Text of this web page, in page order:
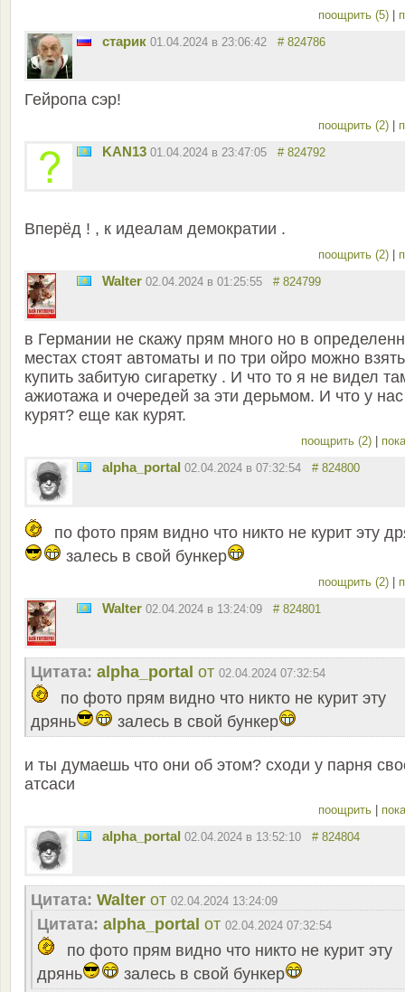
поощрить (5)
старик 01.04.2024 в 23:06:42 # 824786
Гейропа сэр!
поощрить (2)
KAN13 01.04.2024 в 23:47:05 # 824792
Вперёд ! , к идеалам демократии .
поощрить (2)
Walter 02.04.2024 в 01:25:55 # 824799
в Германии не скажу прям много но в
местах стоят автоматы и по три ойро можно
купить забитую сигаретку . И что то я не видел
ажиотажа и очередей за эти дерьмом. И что у
курят? еще как курят.
поощрить (2)
alpha_portal 02.04.2024 в 07:32:54 # 824800
по фото прям видно что никто не курит эту
залесь в свой бункер
поощрить (2)
Walter 02.04.2024 в 13:24:09 # 824801
Цитата: alpha_portal от 02.04.2024 07:32:54
по фото прям видно что никто не курит эту
дрянь
залесь в свой бункер
и ты думаешь что они об этом? сходи у парня
атсаси
поощрить
alpha_portal 02.04.2024 в 13:52:10 # 824804
Цитата: Walter от 02.04.2024 13:24:09
Цитата: alpha_portal от 02.04.2024 07:32:54
по фото прям видно что никто не курит эту
дрянь
залесь в свой бункер